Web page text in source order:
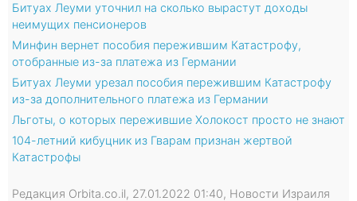
Битуах Леуми уточнил на сколько вырастут доходы
неимущих пенсионеров
Минфин вернет пособия пережившим Катастрофу,
отобранные из-за платежа из Германии
Битуах Леуми урезал пособия пережившим Катастрофу
из-за дополнительного платежа из Германии
Льготы, о которых пережившие Холокост просто не знают
104-летний кибуцник из Гварам признан жертвой
Катастрофы
Редакция Orbita.co.il, 27.01.2022 01:40, Новости Израиля